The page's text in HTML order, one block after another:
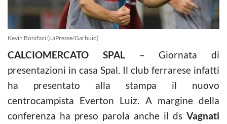
Kevin Bonifazi (LaPresse/Garbuio)
CALCIOMERCATO SPAL– Giornata di
presentazioni in casa Spal. Il club ferrarese infatti
ha presentato alla stampa il nuovo
centrocampista Everton Luiz. A margine della
conferenza ha preso parola anche il ds Vagnati